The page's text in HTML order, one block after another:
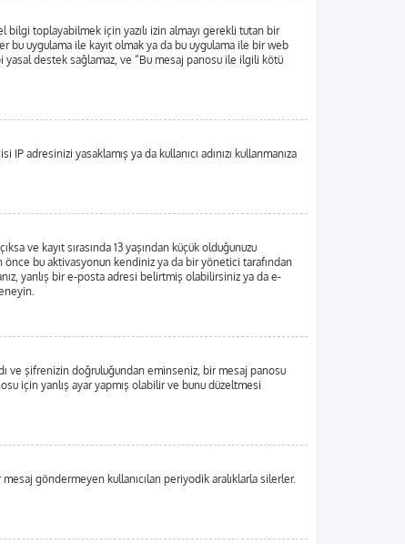
toplayabilmek için yazılı izin almayı gerekli tutan bir
uygulama ile kayıt olmak ya da bu uygulama ile bir web
destek sağlamaz, ve “Bu mesaj panosu ile ilgili kötü
adresinizi yasaklamış ya da kullanıcı adınızı kullanmanıza
ve kayıt sırasında 13 yaşından küçük olduğunuzu
bu aktivasyonun kendiniz ya da bir yönetici tarafından
yanlış bir e-posta adresi belirtmiş olabilirsiniz ya da e-
ve şifrenizin doğruluğundan eminseniz, bir mesaj panosu
için yanlış ayar yapmış olabilir ve bunu düzeltmesi
göndermeyen kullanıcıları periyodik aralıklarla silerler.